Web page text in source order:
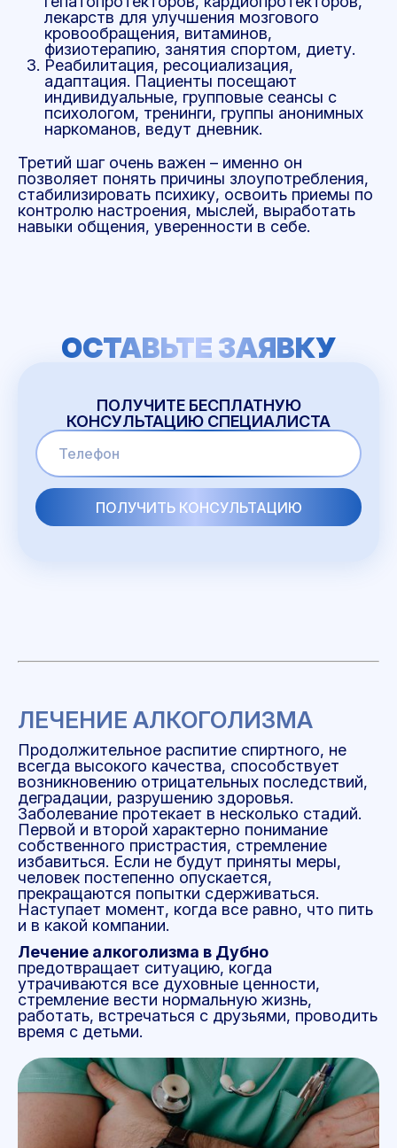
лекарств для улучшения мозгового
кровообращения, витаминов,
физиотерапию, занятия спортом, диету.
Реабилитация, ресоциализация,
адаптация. Пациенты посещают
индивидуальные, групповые сеансы с
психологом, тренинги, группы анонимных
наркоманов, ведут дневник.
Третий шаг очень важен – именно он
позволяет понять причины злоупотребления,
стабилизировать психику, освоить приемы по
контролю настроения, мыслей, выработать
навыки общения, уверенности в себе.
ОСТАВЬТЕ ЗАЯВКУ
ПОЛУЧИТЕ БЕСПЛАТНУЮ
КОНСУЛЬТАЦИЮ СПЕЦИАЛИСТА
ЛЕЧЕНИЕ АЛКОГОЛИЗМА
Продолжительное распитие спиртного, не
всегда высокого качества, способствует
возникновению отрицательных последствий,
деградации, разрушению здоровья.
Заболевание протекает в несколько стадий.
Первой и второй характерно понимание
собственного пристрастия, стремление
избавиться. Если не будут приняты меры,
человек постепенно опускается,
прекращаются попытки сдерживаться.
Наступает момент, когда все равно, что пить
и в какой компании.
Лечение алкоголизма в Дубно
предотвращает ситуацию, когда
утрачиваются все духовные ценности,
стремление вести нормальную жизнь,
работать, встречаться с друзьями, проводить
время с детьми.